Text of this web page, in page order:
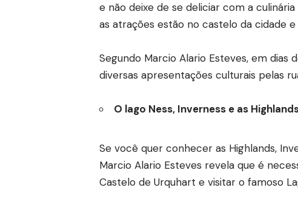
e não deixe de se deliciar com a
as atrações estão no castelo da cidade
Segundo Marcio Alario Esteves, em dias
diversas apresentações culturais pelas
O lago Ness, Inverness e as
Se você quer conhecer as Highlands,
Marcio Alario Esteves revela que é
Castelo de Urquhart e visitar o famoso